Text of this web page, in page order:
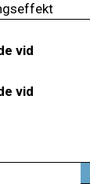
vid
vid